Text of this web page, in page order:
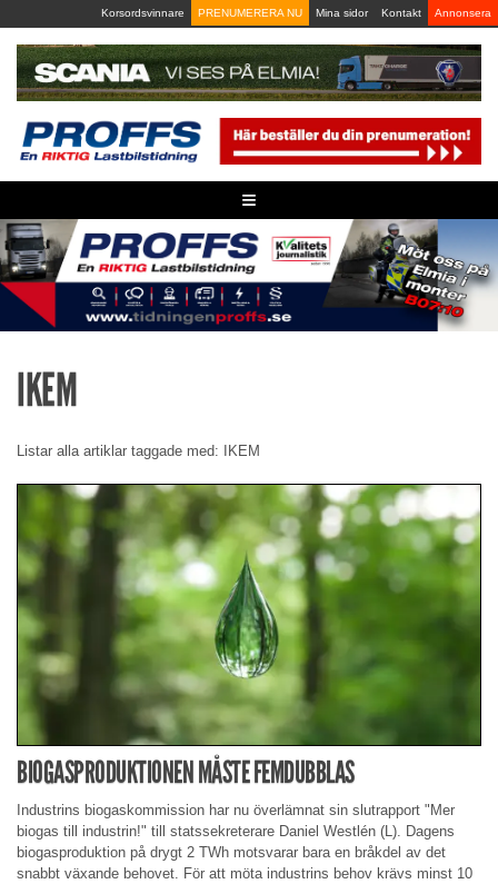
to
content
Korsordsvinnare PRENUMERERA NU Mina sidor Kontakt Annonsera
≡
IKEM
Listar alla artiklar taggade med: IKEM
BIOGASPRODUKTIONEN MÅSTE FEMDUBBLAS
Industrins biogaskommission har nu överlämnat sin slutrapport "Mer
biogas till industrin!" till statssekreterare Daniel Westlén (L). Dagens
biogasproduktion på drygt 2 TWh motsvarar bara en bråkdel av det
snabbt växande behovet. För att möta industrins behov krävs minst 10